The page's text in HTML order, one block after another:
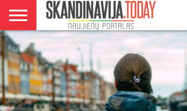
DANIJA
NORVEGIJA
ŠVEDIJA
LIETUVA
VERSLAS